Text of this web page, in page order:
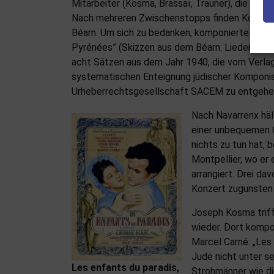
Mitarbeiter (Kosma, Brassaï, Trauner), die
Nach mehreren Zwischenstopps finden Kosma
Béarn. Um sich zu bedanken, komponierte
Pyrénées” (Skizzen aus dem Béarn: Lieder
acht Sätzen aus dem Jahr 1940, die vom
systematischen Enteignung jüdischer
Urheberrechtsgesellschaft SACEM zu
Les enfants du paradis,
Nach Navarrenx
einer
nichts zu tun hat,
Montpellier, wo er
arrangiert. Drei
Konzert
Joseph Kosma
wieder. Dort
Marcel Carné:
Jude nicht unter
Strohmänner wie